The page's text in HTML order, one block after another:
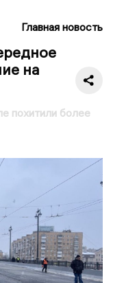
Главная новость
на
похитили более